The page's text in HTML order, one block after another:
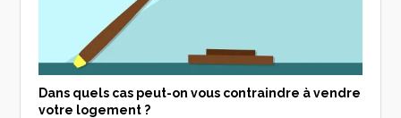
Dans quels cas peut-on vous contraindre à vendre
votre logement ?